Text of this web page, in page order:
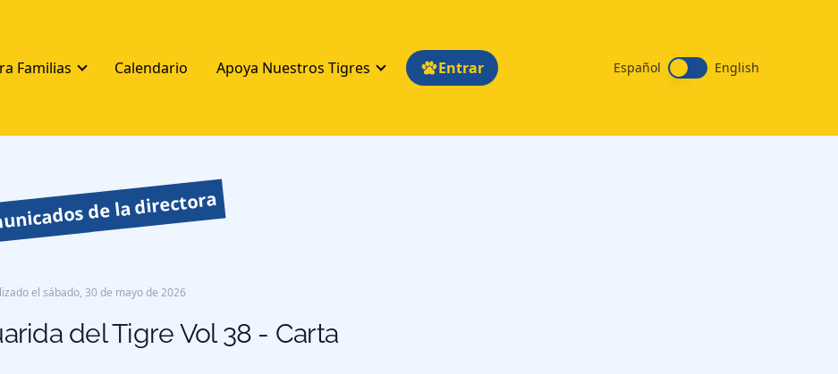
Familias Calendario Apoya Nuestros Tigres Entrar Español English
de la directora
el sábado, 30 de mayo de 2026
del Tigre Vol 38 - Carta